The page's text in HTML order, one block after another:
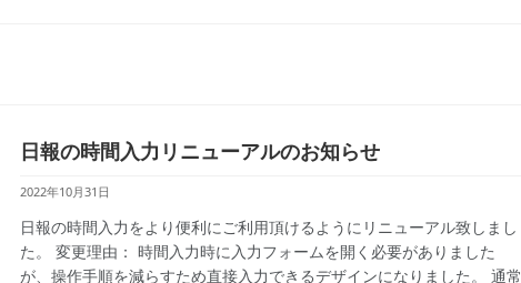
日報の時間入力リニューアルのお知らせ
2022年10月31日
日報の時間入力をより便利にご利用頂けるようにリニューアル致しまし
た。 変更理由： 時間入力時に入力フォームを開く必要がありました
が、操作手順を減らすため直接入力できるデザインになりました。 通常